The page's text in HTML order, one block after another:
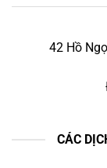
42 Hồ
CÁC